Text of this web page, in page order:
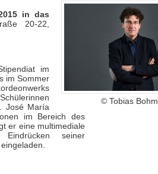
© Tobias Bohm
in das
20-22,
im
im Sommer
José María
im Bereich des
er eine multimediale
seiner